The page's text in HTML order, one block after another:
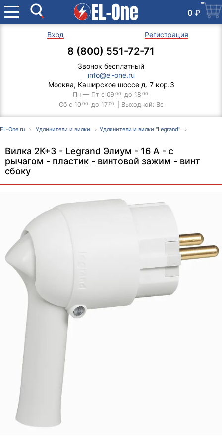
0 ₽
Вход Регистрация
8 (800) 551-72-71
Звонок бесплатный
info@el-one.ru
Москва, Каширское шоссе д. 7 кор.3
Пн — Пт с 09 00 до 18 00
Сб с 10 00 до 17 00 | Выходной: Вс
EL-One.ru Удлинители и вилки Удлинители и вилки "Legrand"
Вилка 2К+3 - Legrand Элиум - 16 А - с
рычагом - пластик - винтовой зажим - винт
сбоку